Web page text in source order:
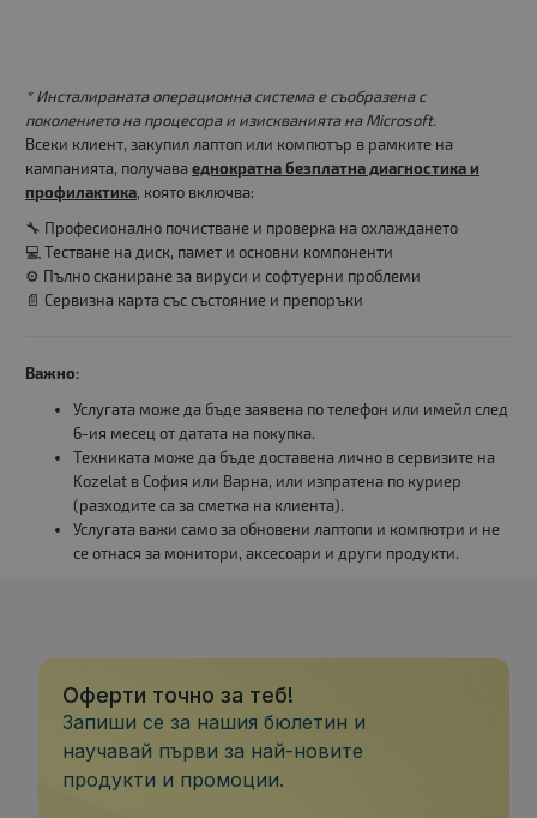
* Инсталираната операционна система е съобразена с
поколението на процесора и изискванията на Microsoft.
Всеки клиент, закупил лаптоп или компютър в рамките на
кампанията, получава еднократна безплатна диагностика и
профилактика, която включва:
🔧 Професионално почистване и проверка на охлаждането
💻 Тестване на диск, памет и основни компоненти
⚙️ Пълно сканиране за вируси и софтуерни проблеми
📄 Сервизна карта със състояние и препоръки
Важно:
Услугата може да бъде заявена по телефон или имейл след
6-ия месец от датата на покупка.
Техниката може да бъде доставена лично в сервизите на
Kozelat в София или Варна, или изпратена по куриер
(разходите са за сметка на клиента).
Услугата важи само за обновени лаптопи и компютри и не
се отнася за монитори, аксесоари и други продукти.
Оферти точно за теб!
Запиши се за нашия бюлетин и
научавай първи за най-новите
продукти и промоции.